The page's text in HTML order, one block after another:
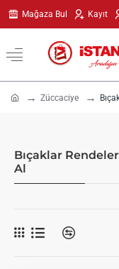
Mağaza Bul Kayıt
Züccaciye
Bıçaklar
Al